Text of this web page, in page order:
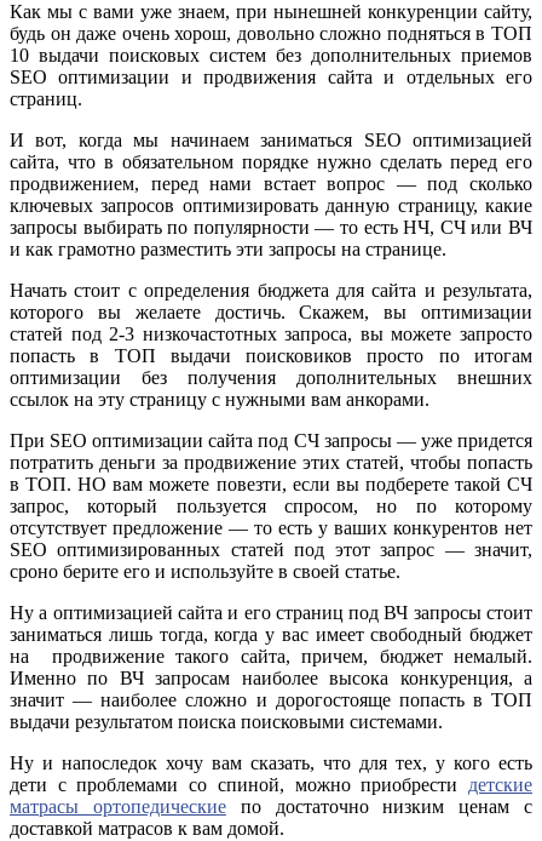
Как мы с вами уже знаем, при нынешней конкуренции сайту,
будь он даже очень хорош, довольно сложно подняться в ТОП
10 выдачи поисковых систем без дополнительных приемов
SEO оптимизации и продвижения сайта и отдельных его
страниц.
И вот, когда мы начинаем заниматься SEO оптимизацией
сайта, что в обязательном порядке нужно сделать перед его
продвижением, перед нами встает вопрос — под сколько
ключевых запросов оптимизировать данную страницу, какие
запросы выбирать по популярности — то есть НЧ, СЧ или ВЧ
и как грамотно разместить эти запросы на странице.
Начать стоит с определения бюджета для сайта и результата,
которого вы желаете достичь. Скажем, вы оптимизации
статей под 2-3 низкочастотных запроса, вы можете запросто
попасть в ТОП выдачи поисковиков просто по итогам
оптимизации без получения дополнительных внешних
ссылок на эту страницу с нужными вам анкорами.
При SEO оптимизации сайта под СЧ запросы — уже придется
потратить деньги за продвижение этих статей, чтобы попасть
в ТОП. НО вам можете повезти, если вы подберете такой СЧ
запрос, который пользуется спросом, но по которому
отсутствует предложение — то есть у ваших конкурентов нет
SEO оптимизированных статей под этот запрос — значит,
сроно берите его и используйте в своей статье.
Ну а оптимизацией сайта и его страниц под ВЧ запросы стоит
заниматься лишь тогда, когда у вас имеет свободный бюджет
на продвижение такого сайта, причем, бюджет немалый.
Именно по ВЧ запросам наиболее высока конкуренция, а
значит — наиболее сложно и дорогостояще попасть в ТОП
выдачи результатом поиска поисковыми системами.
Ну и напоследок хочу вам сказать, что для тех, у кого есть
дети с проблемами со спиной, можно приобрести детские
матрасы ортопедическиепо достаточно низким ценам с
доставкой матрасов к вам домой.